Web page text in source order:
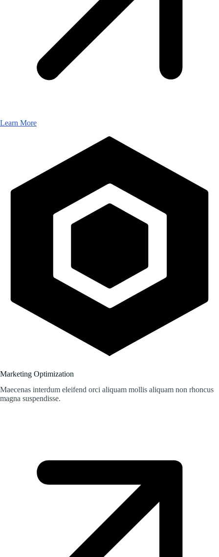
Learn More
Marketing Optimization
Maecenas interdum eleifend orci aliquam mollis aliquam non rhoncus
magna suspendisse.